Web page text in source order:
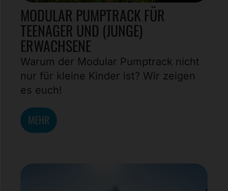
MODULAR PUMPTRACK FÜR
TEENAGER UND (JUNGE)
ERWACHSENE
Warum der Modular Pumptrack nicht
nur für kleine Kinder ist? Wir zeigen
es euch!
MEHR